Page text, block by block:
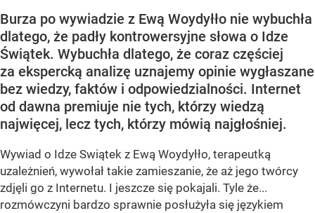
Burza po wywiadzie z Ewą Woydyłło nie wybuchła
dlatego, że padły kontrowersyjne słowa o Idze
Świątek. Wybuchła dlatego, że coraz częściej
za ekspercką analizę uznajemy opinie wygłaszane
bez wiedzy, faktów i odpowiedzialności. Internet
od dawna premiuje nie tych, którzy wiedzą
najwięcej, lecz tych, którzy mówią najgłośniej.
Wywiad o Idze Swiątek z Ewą Woydyłło, terapeutką
uzależnień, wywołał takie zamieszanie, że aż jego twórcy
zdjęli go z Internetu. I jeszcze się pokajali. Tyle że...
rozmówczyni bardzo sprawnie posłużyła się językiem